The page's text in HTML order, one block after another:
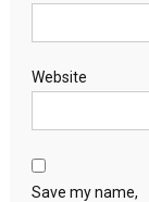
Website
Save my name,